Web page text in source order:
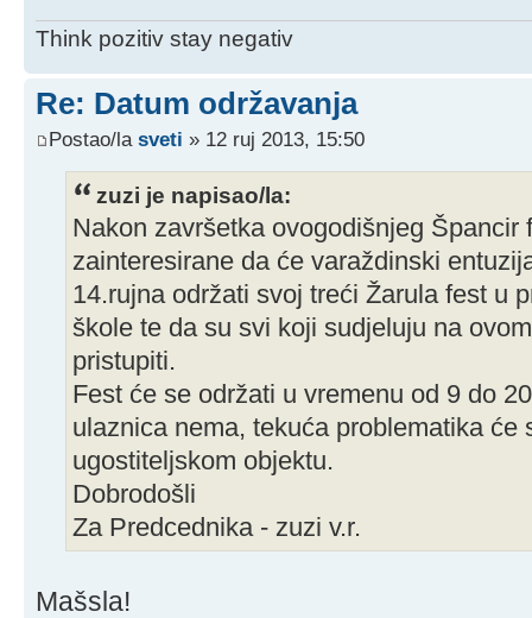
Think pozitiv stay negativ
Re: Datum održavanja
Postao/la sveti » 12 ruj 2013, 15:50
zuzi je napisao/la:
Nakon završetka ovogodišnjeg Špancir
zainteresirane da će varaždinski
14.rujna održati svoj treći Žarula fest u
škole te da su svi koji sudjeluju na
pristupiti.
Fest će se održati u vremenu od 9 do
ulaznica nema, tekuća problematika će
ugostiteljskom objektu.
Dobrodošli
Za Predcednika - zuzi v.r.
Mašsla!